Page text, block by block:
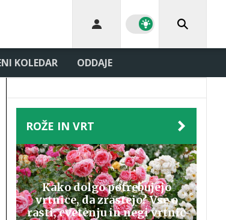
KOLEDAR ODDAJE
ROŽE IN VRT
Kako dolgo potrebujejo
vrtnice, da zrastejo? Vse o
rasti, cvetenju in negi vrtnic